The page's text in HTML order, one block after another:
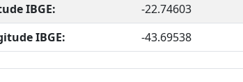
IBGE:
-22.74603
IBGE:
-43.69538